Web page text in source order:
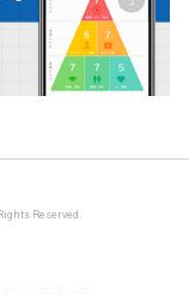
Reserved.